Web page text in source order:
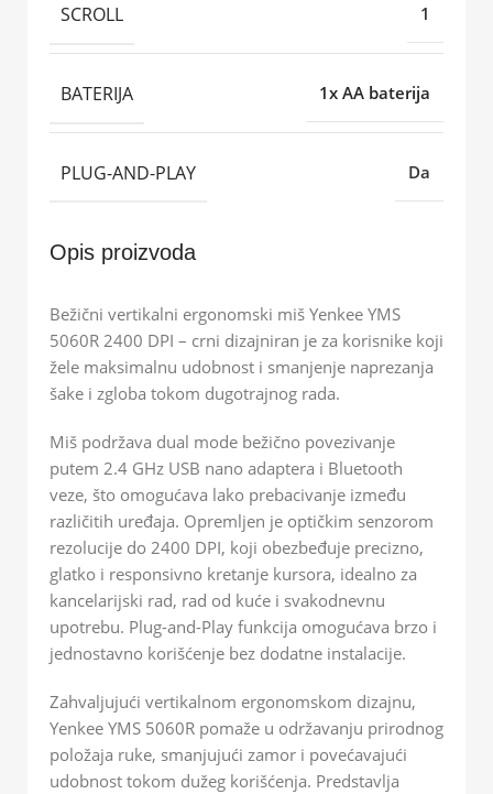
SCROLL 1
BATERIJA 1x AA baterija
PLUG-AND-PLAY Da
Opis proizvoda
Bežični vertikalni ergonomski miš Yenkee YMS
5060R 2400 DPI – crni dizajniran je za korisnike koji
žele maksimalnu udobnost i smanjenje naprezanja
šake i zgloba tokom dugotrajnog rada.
Miš podržava dual mode bežično povezivanje
putem 2.4 GHz USB nano adaptera i Bluetooth
veze, što omogućava lako prebacivanje između
različitih uređaja. Opremljen je optičkim senzorom
rezolucije do 2400 DPI, koji obezbeđuje precizno,
glatko i responsivno kretanje kursora, idealno za
kancelarijski rad, rad od kuće i svakodnevnu
upotrebu. Plug-and-Play funkcija omogućava brzo i
jednostavno korišćenje bez dodatne instalacije.
Zahvaljujući vertikalnom ergonomskom dizajnu,
Yenkee YMS 5060R pomaže u održavanju prirodnog
položaja ruke, smanjujući zamor i povećavajući
udobnost tokom dužeg korišćenja. Predstavlja